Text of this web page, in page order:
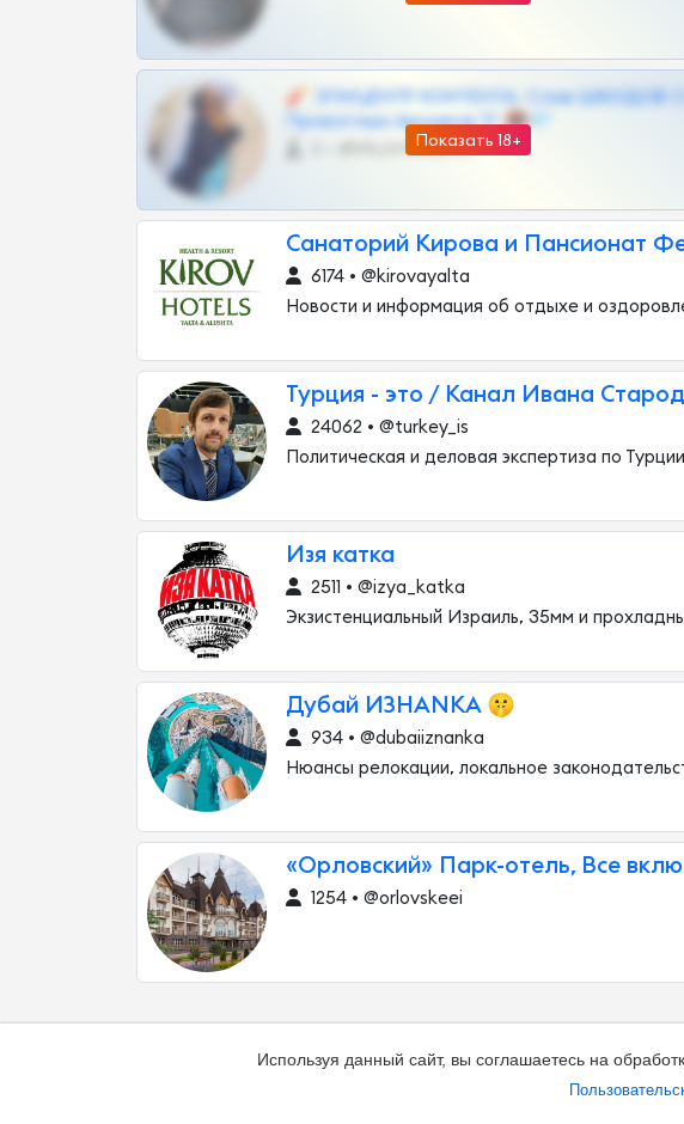
Показать 18+
🧨 ЭПИЦЕНТР КОНТЕНТА: Слив ШКОДОВ
Приватных Архивов ТГ 🔞💎
@MILKPRIVATES39BOT
Санаторий Кирова и Пансионат
6174 • @kirovayalta
Новости и информация об отдыхе и
Турция - это / Канал Ивана
24062 • @turkey_is
Политическая и деловая экспертиза по
Изя катка
2511 • @izya_katka
Экзистенциальный Израиль, 35мм и
Дубай ИЗНАNКА 🤫
934 • @dubaiiznanka
Нюансы релокации, локальное
«Орловский» Парк-отель, Все
1254 • @orlovskeei
Используя данный сайт, вы соглашаетесь на